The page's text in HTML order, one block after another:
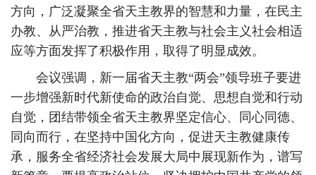
方向，广泛凝聚全省天主教界的智慧和力量，在民主
办教、从严治教，推进省天主教与社会主义社会相适
应等方面发挥了积极作用，取得了明显成效。
会议强调，新一届省天主教“两会”领导班子要进
一步增强新时代新使命的政治自觉、思想自觉和行动
自觉，团结带领全省天主教界坚定信心、同心同德、
同向而行，在坚持中国化方向，促进天主教健康传
承，服务全省经济社会发展大局中展现新作为，谱写